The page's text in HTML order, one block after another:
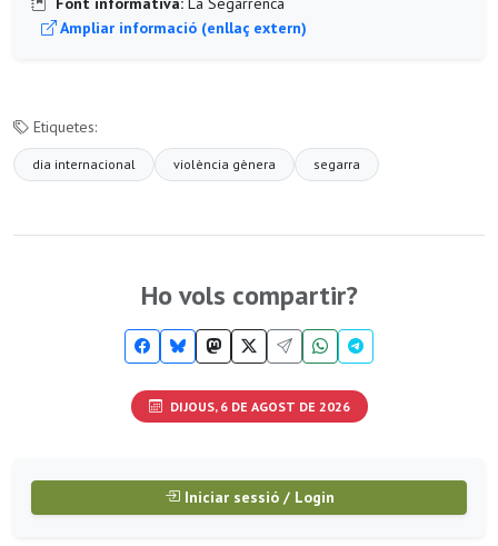
Ampliar informació (enllaç extern)
Etiquetes:
dia internacional violència gènera segarra
Ho vols compartir?
DIJOUS, 6 DE AGOST DE 2026
Iniciar sessió / Login